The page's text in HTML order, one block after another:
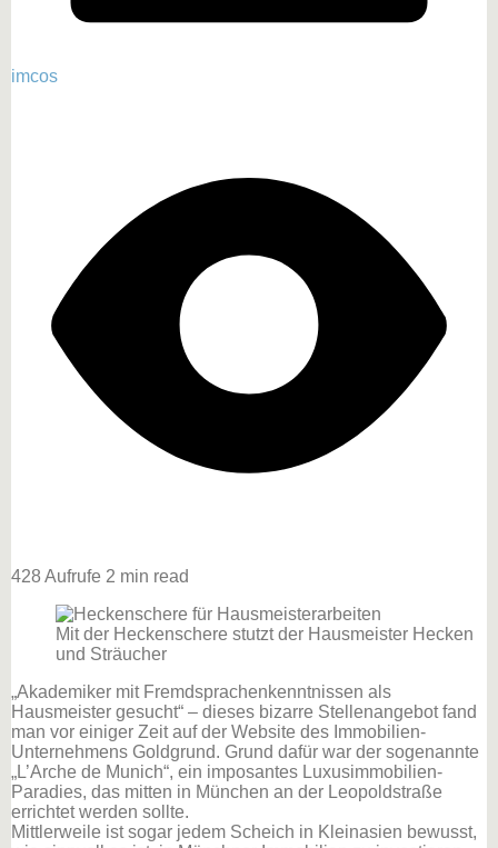
imcos
428 Aufrufe 2 min read
Mit der Heckenschere stutzt der Hausmeister Hecken
und Sträucher
„Akademiker mit Fremdsprachenkenntnissen als
Hausmeister gesucht“ – dieses bizarre Stellenangebot fand
man vor einiger Zeit auf der Website des Immobilien-
Unternehmens Goldgrund. Grund dafür war der sogenannte
„L’Arche de Munich“, ein imposantes Luxusimmobilien-
Paradies, das mitten in München an der Leopoldstraße
errichtet werden sollte.
Mittlerweile ist sogar jedem Scheich in Kleinasien bewusst,